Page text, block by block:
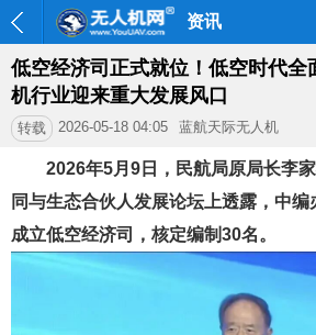
资讯
低空经济司正式就位！低空时代全
机行业迎来重大发展风口
转载 2026-05-18 04:05 蓝航天际无人机
2026年5月9日，民航局原局长李
同与生态合伙人发展论坛上透露，中
成立低空经济司，核定编制30名。